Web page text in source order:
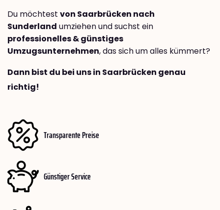
Du möchtest von Saarbrücken nach
Sunderland umziehen und suchst ein
professionelles & günstiges
Umzugsunternehmen, das sich um alles kümmert?
Dann bist du bei uns in Saarbrücken genau
richtig!
Transparente Preise
Günstiger Service